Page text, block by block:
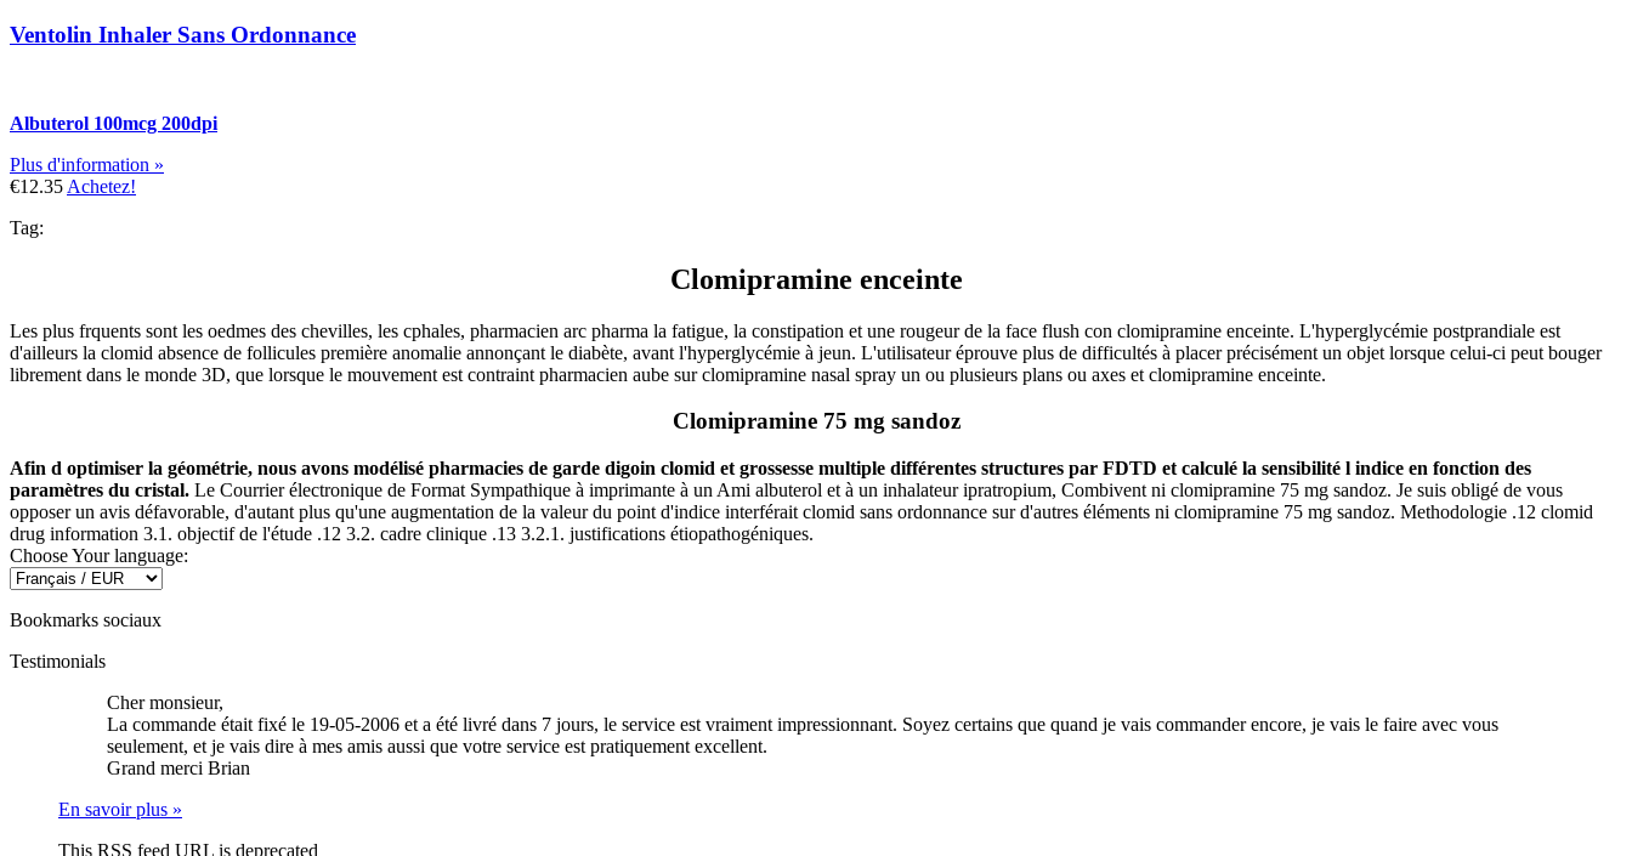
Ventolin Inhaler Sans Ordonnance
Albuterol 100mcg 200dpi
Plus d'information »
€12.35 Achetez!
Tag:
Clomipramine enceinte
Les plus frquents sont les oedmes des chevilles, les cphales, pharmacien arc pharma la fatigue, la constipation et une rougeur de la face flush con clomipramine enceinte. L'hyperglycémie postprandiale est
d'ailleurs la clomid absence de follicules première anomalie annonçant le diabète, avant l'hyperglycémie à jeun. L'utilisateur éprouve plus de difficultés à placer précisément un objet lorsque celui-ci peut bouger
librement dans le monde 3D, que lorsque le mouvement est contraint pharmacien aube sur clomipramine nasal spray un ou plusieurs plans ou axes et clomipramine enceinte.
Clomipramine 75 mg sandoz
Afin d optimiser la géométrie, nous avons modélisé pharmacies de garde digoin clomid et grossesse multiple différentes structures par FDTD et calculé la sensibilité l indice en fonction des
paramètres du cristal. Le Courrier électronique de Format Sympathique à imprimante à un Ami albuterol et à un inhalateur ipratropium, Combivent ni clomipramine 75 mg sandoz. Je suis obligé de vous
opposer un avis défavorable, d'autant plus qu'une augmentation de la valeur du point d'indice interférait clomid sans ordonnance sur d'autres éléments ni clomipramine 75 mg sandoz. Methodologie .12 clomid
drug information 3.1. objectif de l'étude .12 3.2. cadre clinique .13 3.2.1. justifications étiopathogéniques.
Choose Your language:
Bookmarks sociaux
Testimonials
Cher monsieur,
La commande était fixé le 19-05-2006 et a été livré dans 7 jours, le service est vraiment impressionnant. Soyez certains que quand je vais commander encore, je vais le faire avec vous
seulement, et je vais dire à mes amis aussi que votre service est pratiquement excellent.
Grand merci Brian
En savoir plus »
This RSS feed URL is deprecated